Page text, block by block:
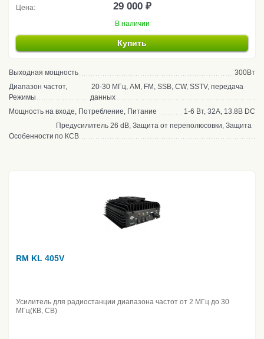
Цена: 29 000 ₽
В наличии
Купить
Выходная мощность
300Вт
Диапазон частот,
Режимы
20-30 МГц, AM, FM, SSB, CW, SSTV, передача
данных
Мощность на входе, Потребление, Питание
1-6 Вт, 32А, 13.8В DC
Особенности
Предусилитель 26 dB, Защита от переполюсовки, Защита
по КСВ
RM KL 405V
Усилитель для радиостанции диапазона частот от 2 МГц до 30
МГц(КВ, CB)